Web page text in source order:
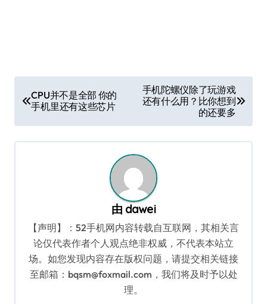
章
导
航
CPU并不是全部 你的
手机里还有这些芯片
手机陀螺仪除了玩游戏
还有什么用？比你想到
的还要多
由 dawei
【声明】：52手机网内容转载自互联网，其相关言
论仅代表作者个人观点绝非权威，不代表本站立
场。如您发现内容存在版权问题，请提交相关链接
至邮箱：bqsm@foxmail.com，我们将及时予以处
理。